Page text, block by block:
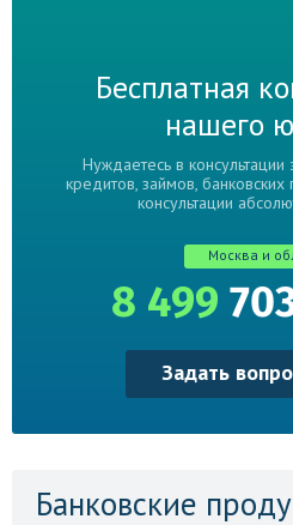
Бесплатная
нашего
Нуждаетесь в
кредитов, займов, банковских
консультации
Москва и
8 499
Задать
Банковские